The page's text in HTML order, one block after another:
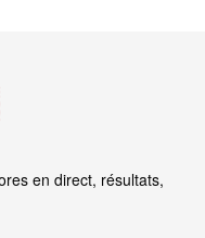
en direct, résultats,